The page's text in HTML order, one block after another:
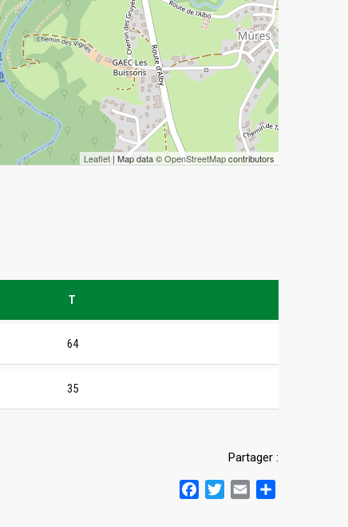
Leaflet | Map data ©OpenStreetMapcontributors
T
64
35
Partager :
FacebookTwitterEmail